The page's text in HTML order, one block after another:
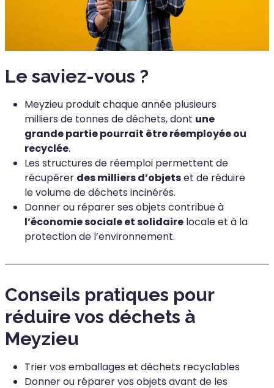
Le saviez-vous ?
Meyzieu produit chaque année plusieurs
milliers de tonnes de déchets, dont une
grande partie pourrait être réemployée ou
recyclée.
Les structures de réemploi permettent de
récupérer des milliers d’objetset de réduire
le volume de déchets incinérés.
Donner ou réparer ses objets contribue à
l’économie sociale et solidaire locale et à la
protection de l’environnement.
Conseils pratiques pour
réduire vos déchets à
Meyzieu
Trier vos emballages et déchets recyclables
Donner ou réparer vos objets avant de les